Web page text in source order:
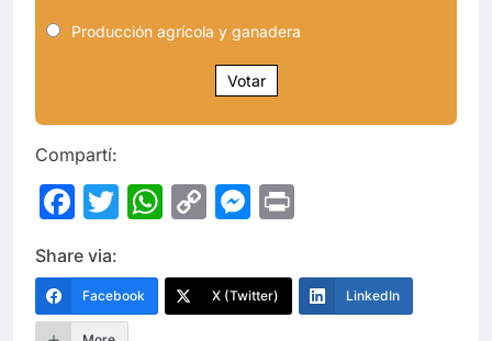
Producción agrícola y ganadera
Votar
Compartí:
Facebook
Twitter
WhatsApp
CopyMessenger
Share via:
Facebook X (Twitter) LinkedIn